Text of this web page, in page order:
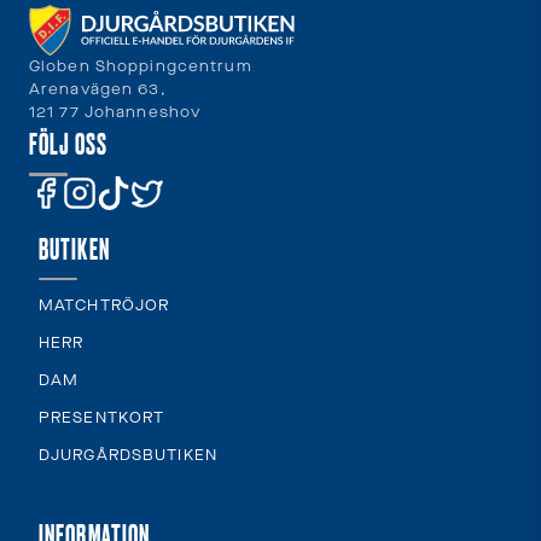
Globen Shoppingcentrum
Arenavägen 63,
121 77 Johanneshov
FÖLJ OSS
BUTIKEN
MATCHTRÖJOR
HERR
DAM
PRESENTKORT
DJURGÅRDSBUTIKEN